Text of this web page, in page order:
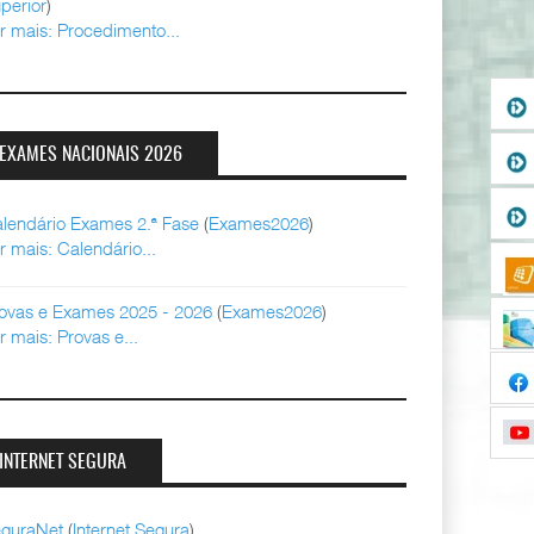
mais: Procedimento...
EXAMES NACIONAIS 2026
Exames 2.ª Fase (Exames2026)
mais: Calendário...
e Exames 2025 - 2026 (Exames2026)
mais: Provas e...
INTERNET SEGURA
(Internet Segura)